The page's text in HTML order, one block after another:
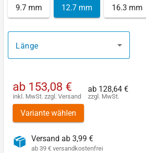
9.7 mm 12.7 mm 16.3 mm
Länge
ab 153,08 €
inkl. MwSt. zzgl. Versand
ab 128,64 €
zzgl. MwSt.
Variante wählen
Versand ab 3,99 €
ab 39 € versandkostenfrei